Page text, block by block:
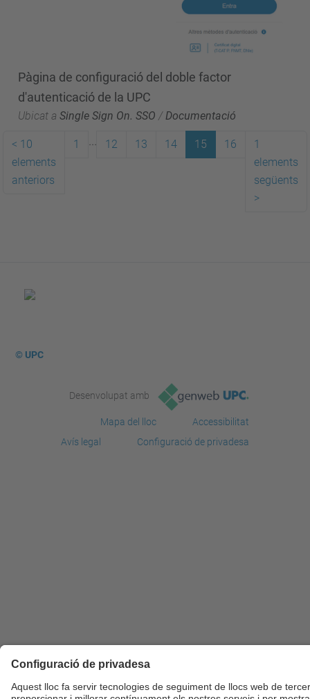
Pàgina de configuració del doble factor
d'autenticació de la UPC
Ubicat a Single Sign On. SSO /Documentació
< 10
elements
anteriors
1 ... 12 13 14 15 16
1
elements
següents
>
© UPC
Desenvolupat amb
Mapa del lloc
Accessibilitat
Avís legal
Configuració de privadesa